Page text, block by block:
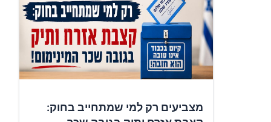
מצביעים רק למי שמתחייב בחוק: